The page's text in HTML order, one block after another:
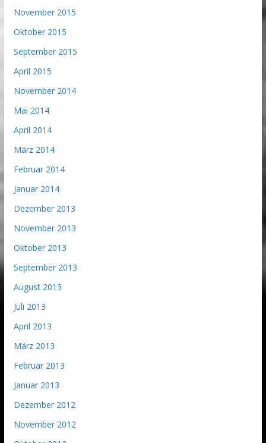
November 2015
Oktober 2015
September 2015
April 2015
November 2014
Mai 2014
April 2014
März 2014
Februar 2014
Januar 2014
Dezember 2013
November 2013
Oktober 2013
September 2013
August 2013
Juli 2013
April 2013
März 2013
Februar 2013
Januar 2013
Dezember 2012
November 2012